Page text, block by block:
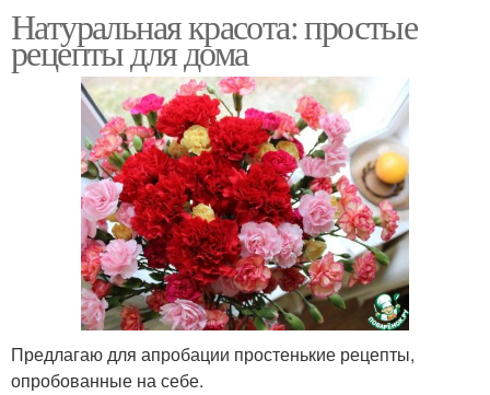
Натуральная красота: простые
рецепты для дома
Предлагаю для апробации простенькие рецепты,
опробованные на себе.